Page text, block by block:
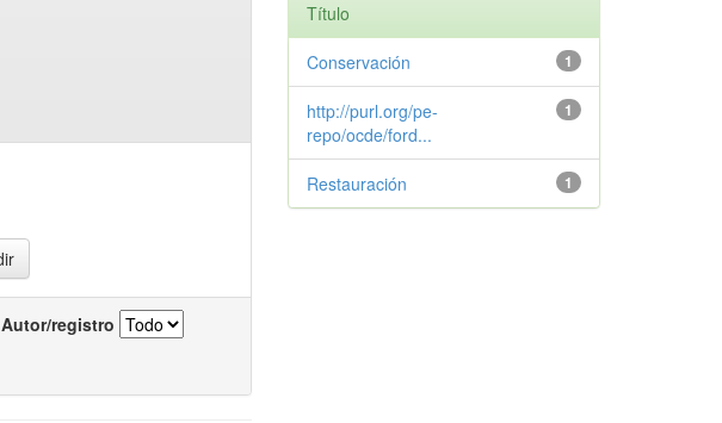
Autor/registro
Título
1
Conservación
1
http://purl.org/pe-
repo/ocde/ford...
1
Restauración